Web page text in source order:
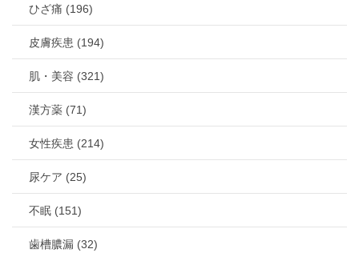
ひざ痛 (196)
皮膚疾患 (194)
肌・美容 (321)
漢方薬 (71)
女性疾患 (214)
尿ケア (25)
不眠 (151)
歯槽膿漏 (32)